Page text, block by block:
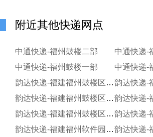
附近其他快递网点
中通快递-福州鼓楼二部 中通快递-
中通快递-福州鼓楼一部
中通快递-
韵达快递-福建福州鼓楼区海都分部
韵达快递-福建福州鼓楼区福大洪山园分部
韵达快递-福建福州鼓楼区环球分部
韵达快递-福建福州软件园分部